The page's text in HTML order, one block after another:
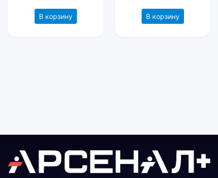
В корзину В корзину